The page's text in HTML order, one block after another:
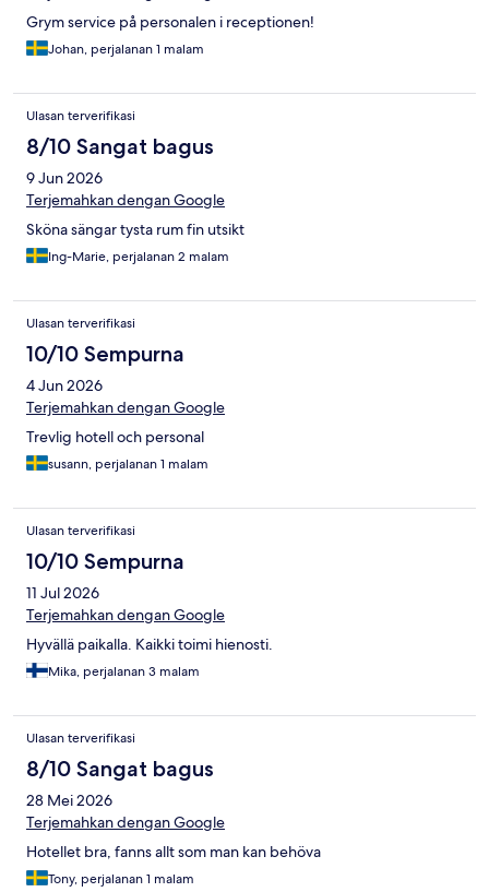
Grym service på personalen i receptionen!
Johan, perjalanan 1 malam
Ulasan terverifikasi
8/10 Sangat bagus
9 Jun 2026
Terjemahkan dengan Google
Sköna sängar tysta rum fin utsikt
Ing-Marie, perjalanan 2 malam
Ulasan terverifikasi
10/10 Sempurna
4 Jun 2026
Terjemahkan dengan Google
Trevlig hotell och personal
susann, perjalanan 1 malam
Ulasan terverifikasi
10/10 Sempurna
11 Jul 2026
Terjemahkan dengan Google
Hyvällä paikalla. Kaikki toimi hienosti.
Mika, perjalanan 3 malam
Ulasan terverifikasi
8/10 Sangat bagus
28 Mei 2026
Terjemahkan dengan Google
Hotellet bra, fanns allt som man kan behöva
Tony, perjalanan 1 malam